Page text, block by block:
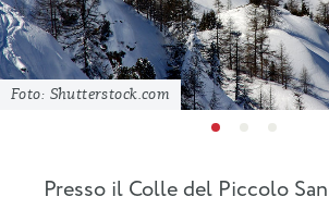
Foto: Shutterstock.com
Presso il Colle del Piccolo